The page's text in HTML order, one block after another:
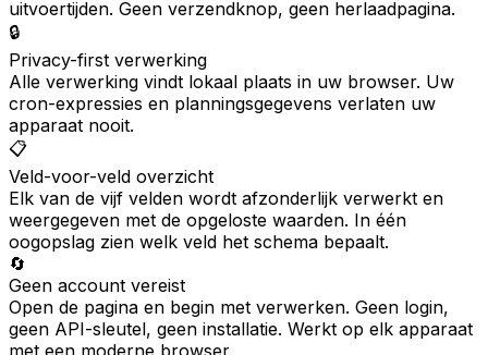
uitvoertijden. Geen verzendknop, geen herlaadpagina.
🔒
Privacy-first verwerking
Alle verwerking vindt lokaal plaats in uw browser. Uw
cron-expressies en planningsgegevens verlaten uw
apparaat nooit.
📋
Veld-voor-veld overzicht
Elk van de vijf velden wordt afzonderlijk verwerkt en
weergegeven met de opgeloste waarden. In één
oogopslag zien welk veld het schema bepaalt.
🔄
Geen account vereist
Open de pagina en begin met verwerken. Geen login,
geen API-sleutel, geen installatie. Werkt op elk apparaat
met een moderne browser.